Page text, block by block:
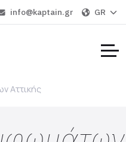
info@kaptain.gr GR
Αττικής